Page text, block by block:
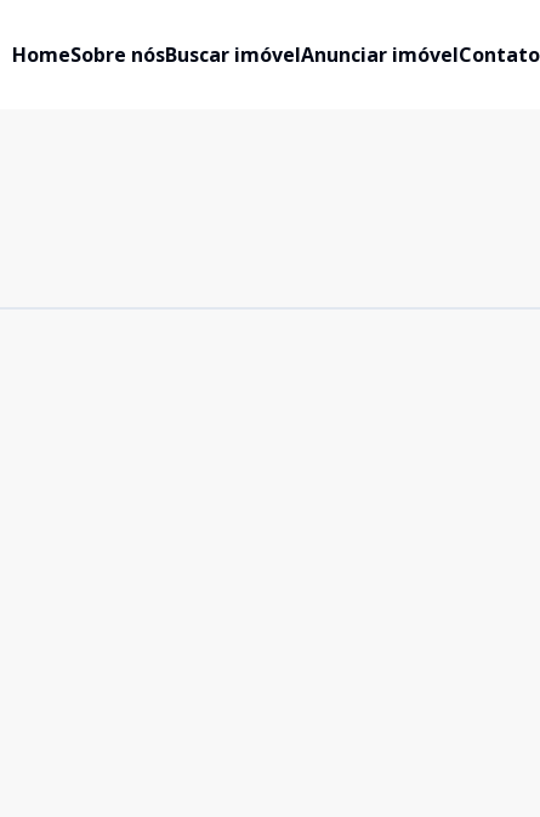
HomeSobre nósBuscar imóvelAnunciar imóvelContato